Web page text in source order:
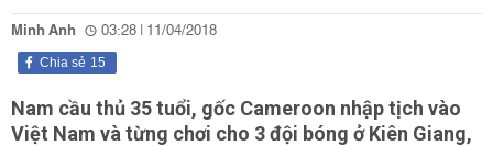
Minh Anh 03:28 | 11/04/2018
15
Chia sẻ
Nam cầu thủ 35 tuổi, gốc Cameroon nhập tịch vào
Việt Nam và từng chơi cho 3 đội bóng ở Kiên Giang,